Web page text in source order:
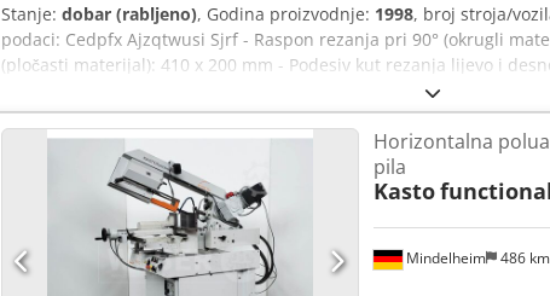
Stanje: dobar (rabljeno), Godina proizvodnje: 1998, broj stroja/
podaci: Cedpfx Ajzqtwusi Sjrf - Raspon rezanja pri 90° (okrugli
(pločasti materijal): 410 x 200 mm - Podesiv kut rezanja lijevo i
(okrugli materijal, desna i lijeva strana): 220 mm - Raspon rezanja
strana): 230 x 300 mm - Visina oslonca za materijal: cca 620 mm -
- Brzina rezanja: 17 - 106 m/min - Hidraulično podizanje i
okvira pile - Podesivi pritisak rezanja: 0 - 10 m/min - Hidraulični
čišćenje trake pile - Sustav za mikro-raspršivanje rashladnog
kW - Duljina vodilice valjaka: 3300 mm - Potrebna površina s
Težina s podnožjem: 1900 kg
Mindelheim 486 km
Horizontalna
pila
Kasto